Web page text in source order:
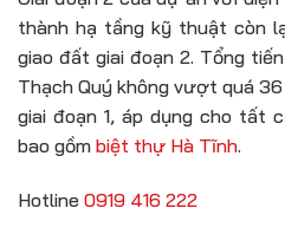
thành hạ tầng kỹ thuật còn
giao đất giai đoạn 2. Tổng
Thạch Quý không vượt quá
giai đoạn 1, áp dụng cho tất
bao gồm biệt thự Hà Tĩnh.
Hotline 0919 416 222